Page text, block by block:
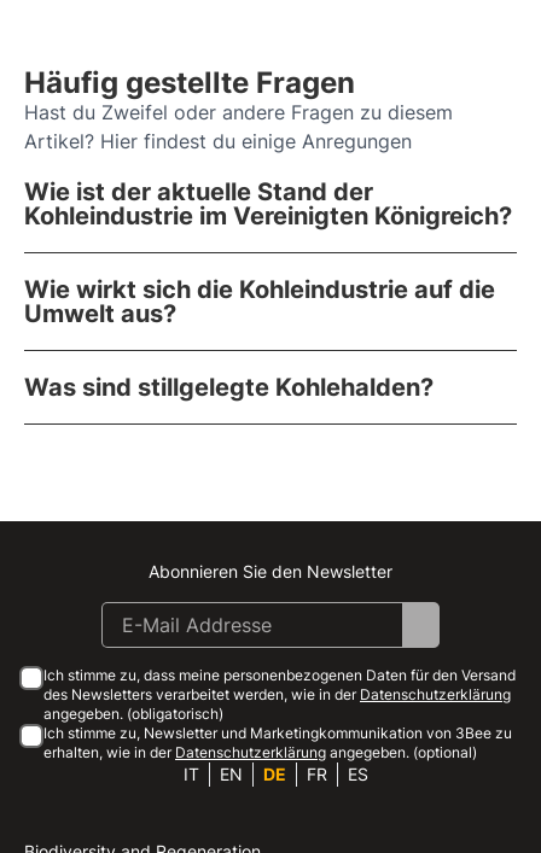
Häufig gestellte Fragen
Hast du Zweifel oder andere Fragen zu diesem
Artikel? Hier findest du einige Anregungen
Wie ist der aktuelle Stand der
Kohleindustrie im Vereinigten Königreich?
Wie wirkt sich die Kohleindustrie auf die
Umwelt aus?
Was sind stillgelegte Kohlehalden?
Instagram
Facebook
Linkedin
Youtube
Abonnieren Sie den Newsletter
Ich stimme zu, dass meine personenbezogenen Daten für den Versand
des Newsletters verarbeitet werden, wie in der Datenschutzerklärung
angegeben. (obligatorisch)
Ich stimme zu, Newsletter und Marketingkommunikation von 3Bee zu
erhalten, wie in der Datenschutzerklärung angegeben. (optional)
IT EN DE FR ES